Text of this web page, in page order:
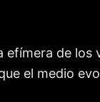
efímera de los
el medio